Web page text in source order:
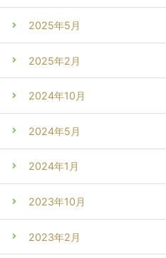
2025年5月
2025年2月
2024年10月
2024年5月
2024年1月
2023年10月
2023年2月